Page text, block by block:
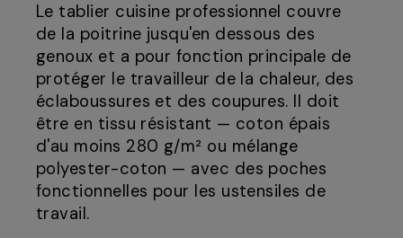
Le tablier cuisine professionnel couvre
de la poitrine jusqu'en dessous des
genoux et a pour fonction principale de
protéger le travailleur de la chaleur, des
éclaboussures et des coupures. Il doit
être en tissu résistant — coton épais
d'au moins 280 g/m² ou mélange
polyester-coton — avec des poches
fonctionnelles pour les ustensiles de
travail.